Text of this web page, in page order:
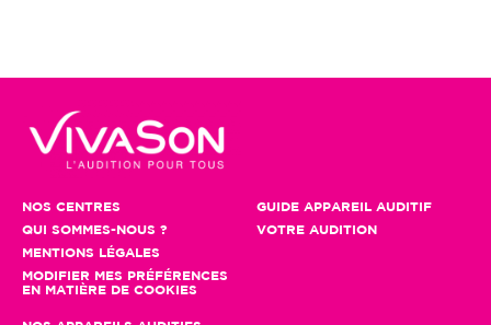
NOS CENTRES
QUI SOMMES-NOUS ?
MENTIONS LÉGALES
MODIFIER MES PRÉFÉRENCES
EN MATIÈRE DE COOKIES
GUIDE APPAREIL AUDITIF
VOTRE AUDITION